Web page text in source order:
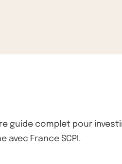
guide complet pour investir
France SCPI.